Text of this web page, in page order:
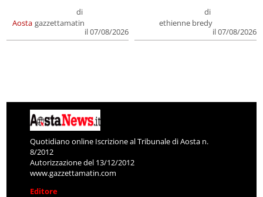
Aosta
di
gazzettamatin
il 07/08/2026
di
ethienne bredy
il 07/08/2026
Quotidiano online Iscrizione al Tribunale di Aosta n.
8/2012
Autorizzazione del 13/12/2012
www.gazzettamatin.com
Editore